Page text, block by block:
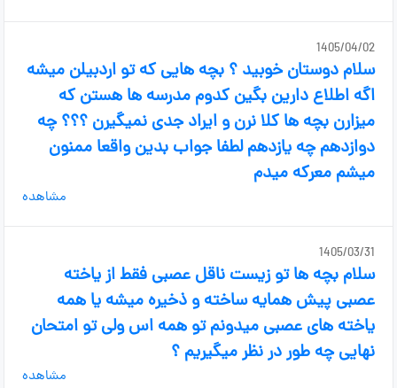
1405/04/02
سلام دوستان خوبید ؟ بچه هایی که تو اردبیلن میشه
اگه اطلاع دارین بگین کدوم مدرسه ها هستن که
میزارن بچه ها کلا نرن و ایراد جدی نمیگیرن ؟؟؟ چه
دوازدهم چه یازدهم لطفا جواب بدین واقعا ممنون
میشم معرکه میدم
مشاهده
1405/03/31
سلام بچه ها تو زیست ناقل عصبی فقط از یاخته
عصبی پیش همایه ساخته و ذخیره میشه یا همه
یاخته های عصبی میدونم تو همه اس ولی تو امتحان
نهایی چه طور در نظر میگیریم ؟
مشاهده